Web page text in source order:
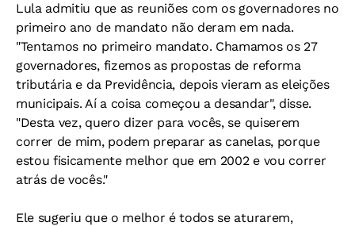
Lula admitiu que as reuniões com os governadores no
primeiro ano de mandato não deram em nada.
"Tentamos no primeiro mandato. Chamamos os 27
governadores, fizemos as propostas de reforma
tributária e da Previdência, depois vieram as eleições
municipais. Aí a coisa começou a desandar", disse.
"Desta vez, quero dizer para vocês, se quiserem
correr de mim, podem preparar as canelas, porque
estou fisicamente melhor que em 2002 e vou correr
atrás de vocês."
Ele sugeriu que o melhor é todos se aturarem,